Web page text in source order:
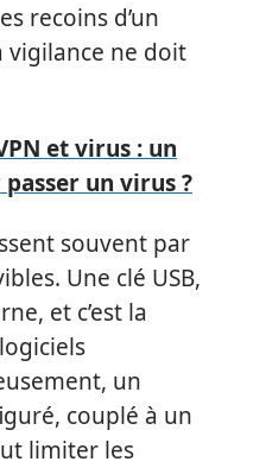
recoins d’un
vigilance ne doit
et virus : un
un virus ?
souvent par
Une clé USB,
et c’est la
un
couplé à un
limiter les